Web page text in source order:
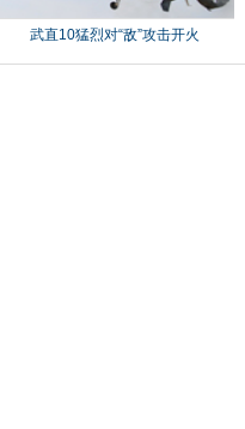
武直10猛烈对“敌”攻击开火